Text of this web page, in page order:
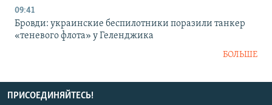
09:41
Бровди: украинские беспилотники поразили танкер
«теневого флота» у Геленджика
БОЛЬШЕ
ПРИСОЕДИНЯЙТЕСЬ!